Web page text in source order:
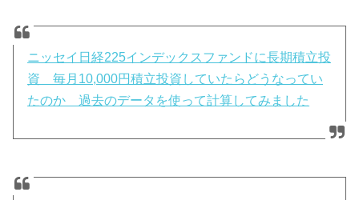
ニッセイ日経225インデックスファンドに長期積立投
資 毎月10,000円積立投資していたらどうなってい
たのか 過去のデータを使って計算してみました